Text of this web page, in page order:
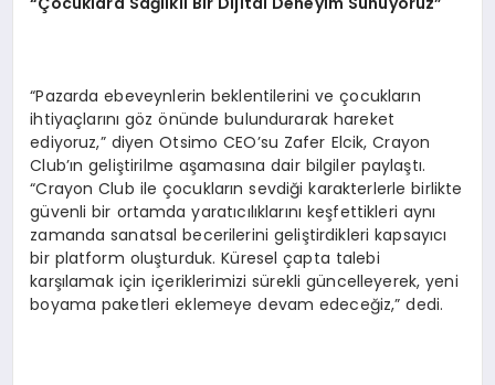
“Pazarda ebeveynlerin beklentilerini ve çocukların
ihtiyaçlarını göz önünde bulundurarak hareket
ediyoruz,” diyen Otsimo CEO’su Zafer Elcik, Crayon
Club’ın geliştirilme aşamasına dair bilgiler paylaştı.
“Crayon Club ile çocukların sevdiği karakterlerle birlikte
güvenli bir ortamda yaratıcılıklarını keşfettikleri aynı
zamanda sanatsal becerilerini geliştirdikleri kapsayıcı
bir platform oluşturduk. Küresel çapta talebi
karşılamak için içeriklerimizi sürekli güncelleyerek, yeni
boyama paketleri eklemeye devam edeceğiz,” dedi.